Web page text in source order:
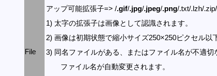
File
アップ可能拡張子=> /.gif/.jpg/.jpeg/.png/.txt/.lzh/
1) 太字の拡張子は画像として認識されます。
2) 画像は初期状態で縮小サイズ250×250ピクセル以
3) 同名ファイルがある、またはファイル名が不適切
ファイル名が自動変更されます。